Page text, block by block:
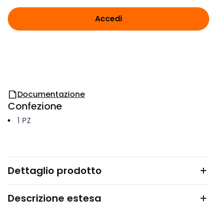
Accedi
Documentazione
Confezione
1 PZ
Dettaglio prodotto
Descrizione estesa